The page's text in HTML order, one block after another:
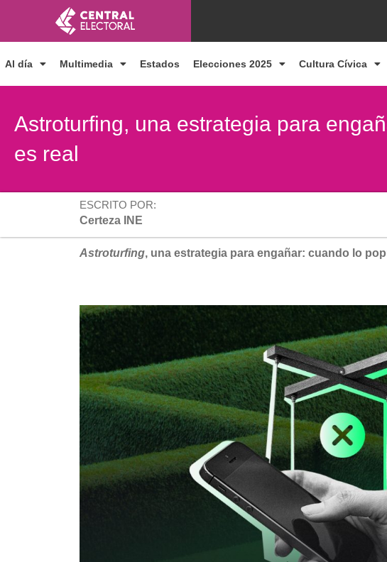
contenido
Al día Multimedia Estados Elecciones 2025 Cultura Cívica
Astroturfing, una estrategia para
es real
ESCRITO POR:
Certeza INE
Astroturfing, una estrategia para engañar: cuando lo